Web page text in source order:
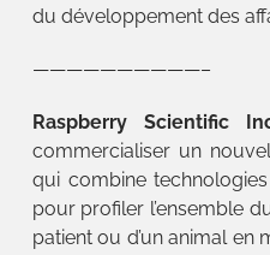
du développement des
——————————–
Raspberry Scientific
commercialiser un
qui combine
pour profiler l’ensemble
patient ou d’un animal en